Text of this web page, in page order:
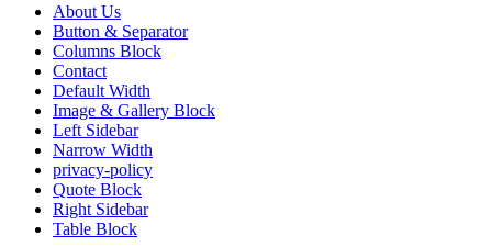
About Us
Button & Separator
Columns Block
Contact
Default Width
Image & Gallery Block
Left Sidebar
Narrow Width
privacy-policy
Quote Block
Right Sidebar
Table Block